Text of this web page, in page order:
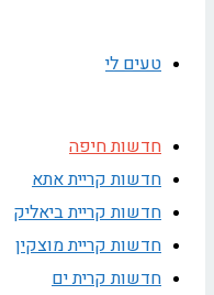
טעים לי
חדשות חיפה
חדשות קריית אתא
חדשות קריית ביאליק
חדשות קריית מוצקין
חדשות קרית ים